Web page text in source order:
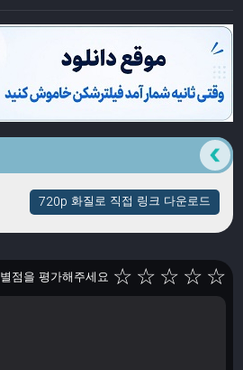
720p 화질로 직접 링크 다운로드
별점을 평가해주세요 ☆☆☆☆☆